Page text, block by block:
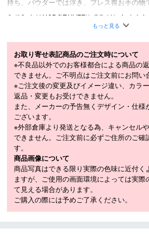
持ち、パウダーでは浮き、プレス喪お手の物
ションでもW3DGEWALLが安定したグリッ
いカービングも可能です。どんなコンディシ
グインサート・2.5インパクトエッジ・S7ベ
SPECIFICATION
モデル
LENGTH（cm）
164cm / 172cm /
SIDECUT（mm）
106-125mm）、
125mm）、188cm（
RADIUS（m）
180cm（20m）、
WEIGHT（1/2g）
モデル年
もっと見る
お取り寄せ表記商品のご注文時について
※不良品以外でのお客様都合による商品の
できません。ご不明点はご注文前にお問い
※ご注文後の変更及びイメージ違い、カラ
返品・変更もお受けできません。
また、メーカーの予告無くデザイン・仕様
ございます。
※外部倉庫より発送となる為、キャンセル
できません。ご注文前に必ずご住所のご確
す。
商品画像について
商品写真はできる限り実際の色味に近付く
ますが、ご使用の画面環境によっては実際
て見える場合があります。
ご購入の際には予めご了承ください。